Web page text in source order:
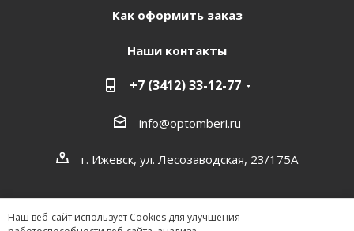
Наш веб-сайт использует Cookies для улучшения
Как оформить заказ
Наши контакты
+7 (3412) 33-12-77
info@optomberi.ru
г. Ижевск, ул. Лесозаводская, 23/175А